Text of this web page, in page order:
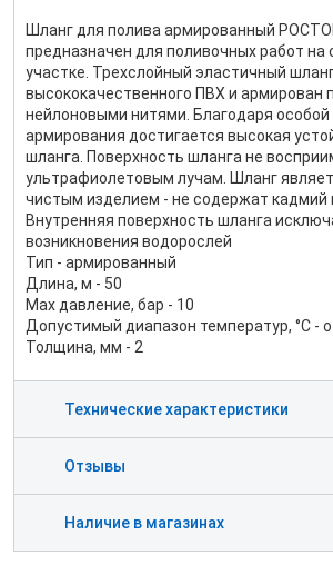
Шланг для полива армированный
предназначен для поливочных работ на
участке. Трехслойный эластичный
высококачественного ПВХ и армирован
нейлоновыми нитями. Благодаря особой
армирования достигается высокая
шланга. Поверхность шланга не
ультрафиолетовым лучам. Шланг
чистым изделием - не содержат кадмий
Внутренняя поверхность шланга
возникновения водорослей
Тип - армированный
Длина, м - 50
Max давление, бар - 10
Допустимый диапазон температур, °С -
Толщина, мм - 2
Технические характеристики
Отзывы
Наличие в магазинах